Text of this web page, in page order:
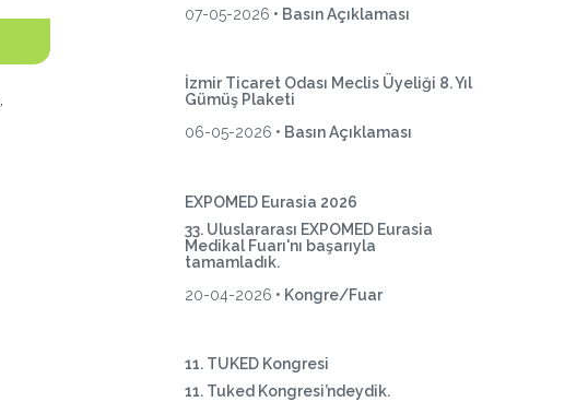
07-05-2026 • Basın Açıklaması
İzmir Ticaret Odası Meclis Üyeliği 8. Yıl
Gümüş Plaketi
06-05-2026 • Basın Açıklaması
EXPOMED Eurasia 2026
33. Uluslararası EXPOMED Eurasia
Medikal Fuarı'nı başarıyla
tamamladık.
20-04-2026 • Kongre/Fuar
11. TUKED Kongresi
11. Tuked Kongresi’ndeydik.